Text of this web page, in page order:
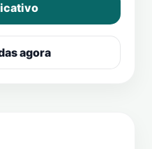
agora